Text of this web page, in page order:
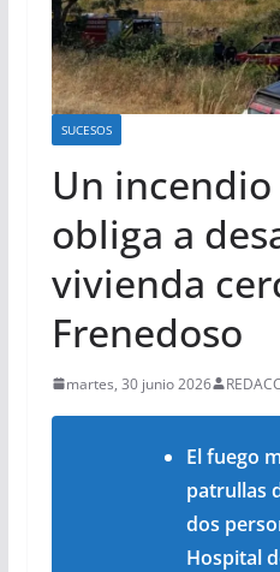
SUCESOS
Un
obliga a
vivienda
Frenedoso
martes, 30 junio 2026
El fuego
patrullas
dos
Hospital